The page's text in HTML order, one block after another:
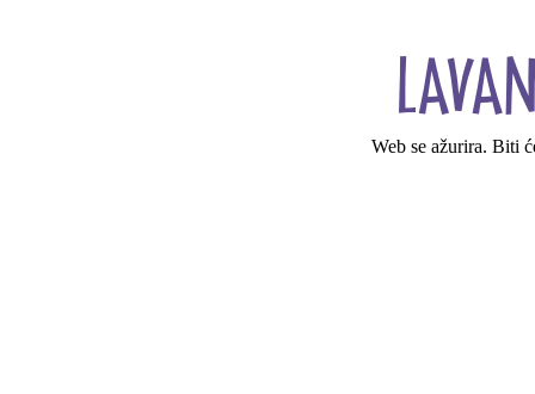
Web se ažurira. Biti